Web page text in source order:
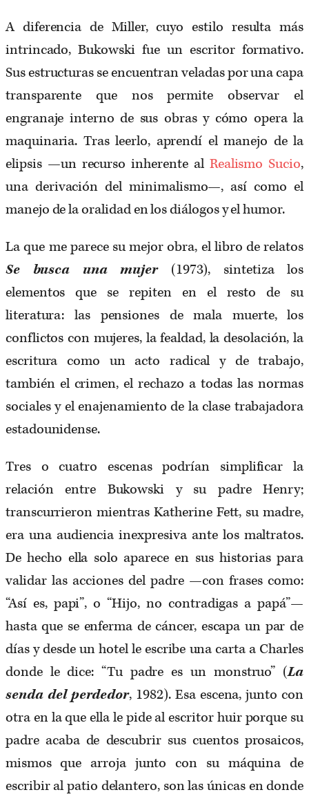
A diferencia de Miller, cuyo estilo resulta más
intrincado, Bukowski fue un escritor formativo.
Sus estructuras se encuentran veladas por una capa
transparente que nos permite observar el
engranaje interno de sus obras y cómo opera la
maquinaria. Tras leerlo, aprendí el manejo de la
elipsis —un recurso inherente al Realismo Sucio,
una derivación del minimalismo—, así como el
manejo de la oralidad en los diálogos y el humor.
La que me parece su mejor obra, el libro de relatos
Se busca una mujer (1973), sintetiza los
elementos que se repiten en el resto de su
literatura: las pensiones de mala muerte, los
conflictos con mujeres, la fealdad, la desolación, la
escritura como un acto radical y de trabajo,
también el crimen, el rechazo a todas las normas
sociales y el enajenamiento de la clase trabajadora
estadounidense.
Tres o cuatro escenas podrían simplificar la
relación entre Bukowski y su padre Henry;
transcurrieron mientras Katherine Fett, su madre,
era una audiencia inexpresiva ante los maltratos.
De hecho ella solo aparece en sus historias para
validar las acciones del padre —con frases como:
“Así es, papi”, o “Hijo, no contradigas a papá”—
hasta que se enferma de cáncer, escapa un par de
días y desde un hotel le escribe una carta a Charles
donde le dice: “Tu padre es un monstruo” (La
senda del perdedor, 1982). Esa escena, junto con
otra en la que ella le pide al escritor huir porque su
padre acaba de descubrir sus cuentos prosaicos,
mismos que arroja junto con su máquina de
escribir al patio delantero, son las únicas en donde